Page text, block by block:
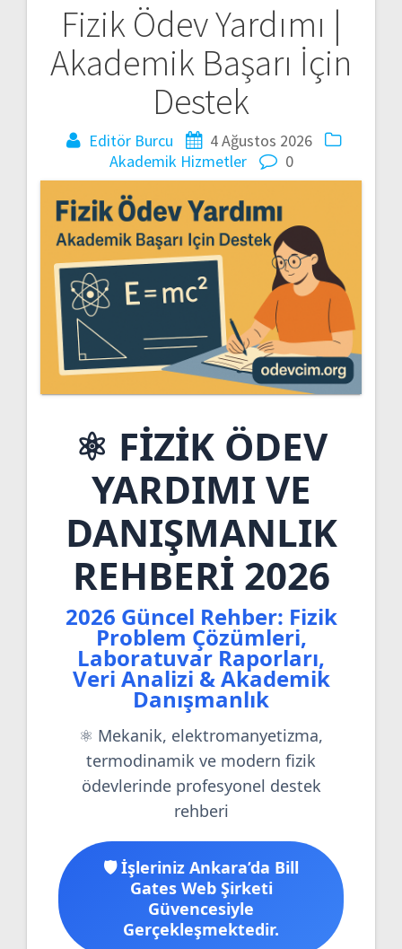
Fizik Ödev Yardımı |
Akademik Başarı İçin
Destek
Editör Burcu
4 Ağustos 2026
Akademik Hizmetler
0
⚛️ FİZİK ÖDEV
YARDIMI VE
DANIŞMANLIK
REHBERİ 2026
2026 Güncel Rehber: Fizik
Problem Çözümleri,
Laboratuvar Raporları,
Veri Analizi & Akademik
Danışmanlık
⚛️ Mekanik, elektromanyetizma,
termodinamik ve modern fizik
ödevlerinde profesyonel destek
rehberi
🛡️ İşleriniz Ankara’da Bill
Gates Web Şirketi
Güvencesiyle
Gerçekleşmektedir.
Yazı
gezinmesi